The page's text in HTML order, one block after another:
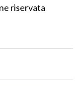
riservata